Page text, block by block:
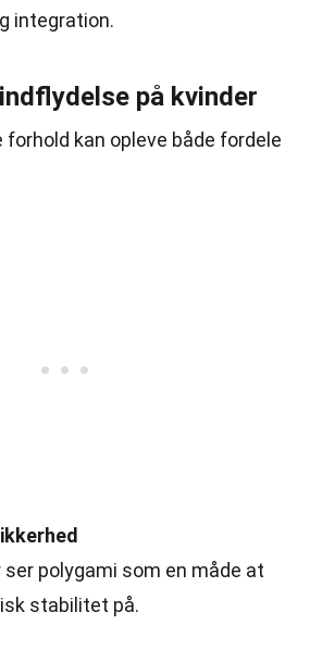
integration.
på kvinder
forhold kan opleve både fordele
ser polygami som en måde at
stabilitet på.